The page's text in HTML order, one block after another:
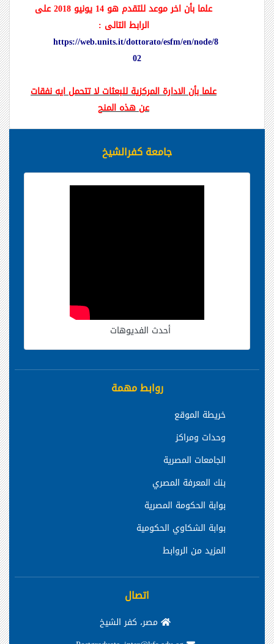
علما بأن اخر موعد للتقدم هو 14 يونيو 2018 على
الرابط التالى :
https://web.units.it/dottorato/esfm/en/node/8
02
علما بأن الادارة المركزية للبعثات لا تتحمل ايه نفقات
عن هذه المنح
جامعة كفرالشيخ
أحدث الفديوهات
روابط مهمة
خريطة الموقع
وحدات ومراكز
الجامعات المصرية
بنك المعرفة المصري
بوابة الحكومة المصرية
بوابة الشكاوي الحكومية
المزيد من الروابط
اتصال
مصر، كفر الشيخ